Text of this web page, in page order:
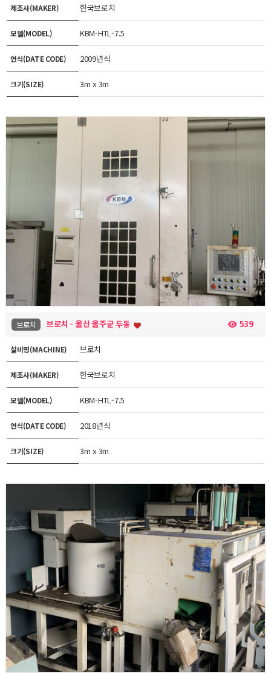
제조사(MAKER) 한국브로치
모델(MODEL) KBM-HTL-7.5
연식(DATE CODE) 2009년식
크기(SIZE) 3m x 3m
브로치 브로치 - 울산 울주군 두동 539
설비명(MACHINE) 브로치
제조사(MAKER) 한국브로치
모델(MODEL) KBM-HTL-7.5
연식(DATE CODE) 2018년식
크기(SIZE) 3m x 3m